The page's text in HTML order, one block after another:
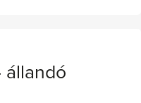
állandó